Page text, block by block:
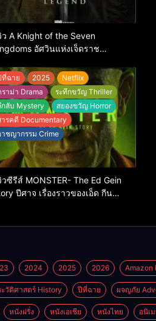
ว A Knight of the Seven
อัศวินแห่งเจ็ดราช
ดในจักรวาล GoT
ที่ฉาย 2025
Netflix
าม่า Drama
ระทึกขวัญ Thriller
กลับ Mystery
สยองขวัญ Horror
ารคดี Documentary
าชญากรรม Crime
วซีรีส์ MONSTER- The Ed Gein
ปีศาจ เรื่องราวของเอ็ด กีน
2024 2025 2026 Amazon
วัติศาสตร์ History ปีที่ฉาย ผจญภัย
หนังฝรั่ง หนังเอเชีย หนังไทย อนิเ